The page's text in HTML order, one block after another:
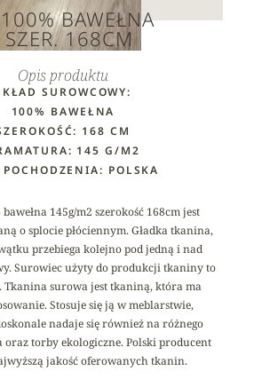
BAWEŁNA
168CM
Opis produktu
SUROWCOWY:
100% BAWEŁNA
168 CM
145 G/M2
POCHODZENIA: POLSKA
145g/m2 szerokość 168cm jest
o splocie płóciennym. Gładka tkanina,
przebiega kolejno pod jedną i nad
Surowiec użyty do produkcji tkaniny to
Tkanina surowa jest tkaniną, która ma
Stosuje się ją w meblarstwie,
nadaje się również na różnego
torby ekologiczne. Polski producent
jakość oferowanych tkanin.